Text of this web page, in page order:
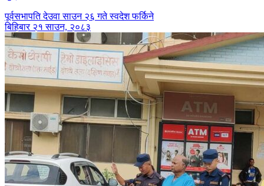
पूर्वसभापति देउवा साउन २६ गते स्वदेश फर्किने
बिहिबार २१ साउन, २०८३